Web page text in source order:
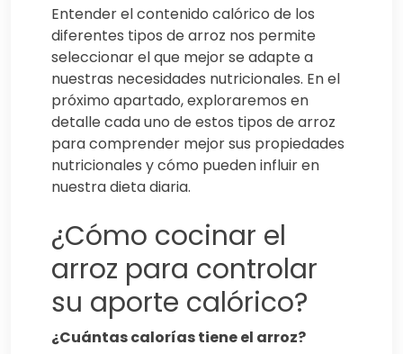
Entender el contenido calórico de los
diferentes tipos de arroz nos permite
seleccionar el que mejor se adapte a
nuestras necesidades nutricionales. En el
próximo apartado, exploraremos en
detalle cada uno de estos tipos de arroz
para comprender mejor sus propiedades
nutricionales y cómo pueden influir en
nuestra dieta diaria.
¿Cómo cocinar el
arroz para controlar
su aporte calórico?
¿Cuántas calorías tiene el arroz?